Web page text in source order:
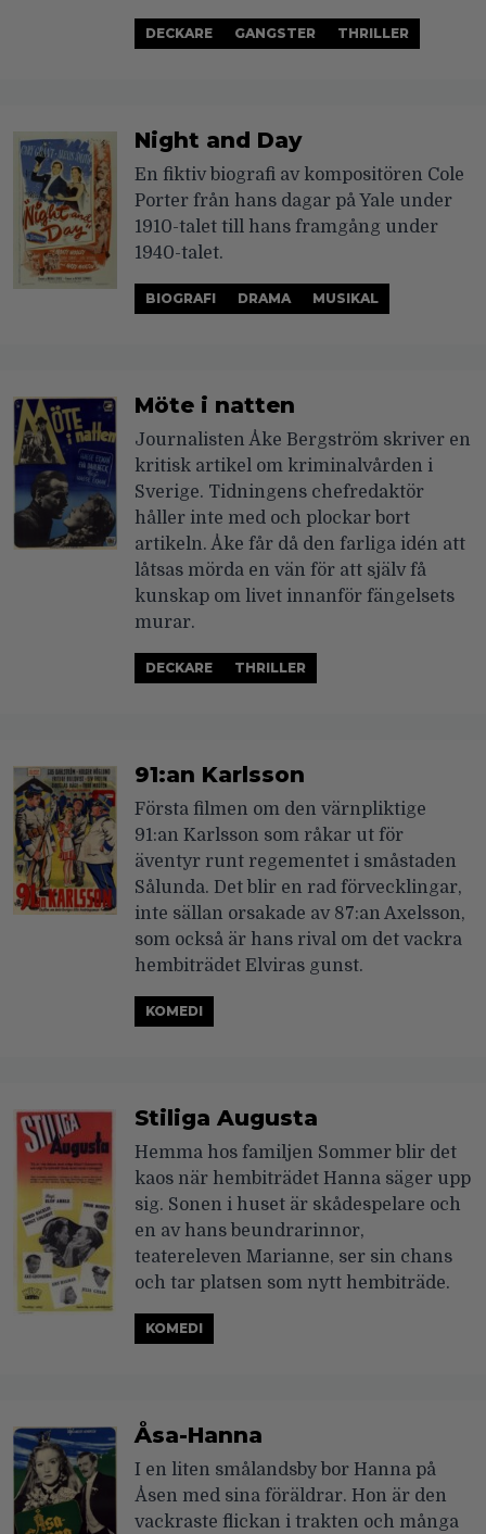
DECKARE GANGSTER THRILLER
Night and Day
En fiktiv biografi av kompositören Cole
Porter från hans dagar på Yale under
1910-talet till hans framgång under
1940-talet.
BIOGRAFI DRAMA MUSIKAL
Möte i natten
Journalisten Åke Bergström skriver en
kritisk artikel om kriminalvården i
Sverige. Tidningens chefredaktör
håller inte med och plockar bort
artikeln. Åke får då den farliga idén att
låtsas mörda en vän för att själv få
kunskap om livet innanför fängelsets
murar.
DECKARE THRILLER
91:an Karlsson
Första filmen om den värnpliktige
91:an Karlsson som råkar ut för
äventyr runt regementet i småstaden
Sålunda. Det blir en rad förvecklingar,
inte sällan orsakade av 87:an Axelsson,
som också är hans rival om det vackra
hembiträdet Elviras gunst.
KOMEDI
Stiliga Augusta
Hemma hos familjen Sommer blir det
kaos när hembiträdet Hanna säger upp
sig. Sonen i huset är skådespelare och
en av hans beundrarinnor,
teatereleven Marianne, ser sin chans
och tar platsen som nytt hembiträde.
KOMEDI
Åsa-Hanna
I en liten smålandsby bor Hanna på
Åsen med sina föräldrar. Hon är den
vackraste flickan i trakten och många